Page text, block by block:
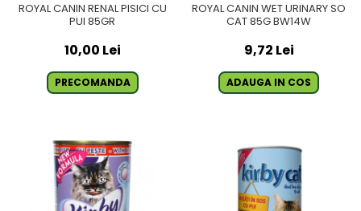
ROYAL CANIN RENAL PISICI CU
PUI 85GR
10,00 Lei
PRECOMANDA
ROYAL CANIN WET URINARY SO
CAT 85G BW14W
9,72 Lei
ADAUGA IN COS